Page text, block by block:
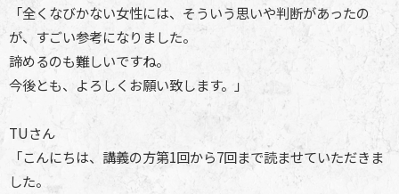
「全くなびかない女性には、そういう思いや判断があったの
が、すごい参考になりました。
諦めるのも難しいですね。
今後とも、よろしくお願い致します。」
TUさん
「こんにちは、講義の方第1回から7回まで読ませていただきま
した。